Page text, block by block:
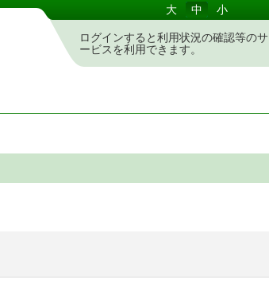
大 中 小
ログインすると利用状況の確認等のサ
ービスを利用できます。